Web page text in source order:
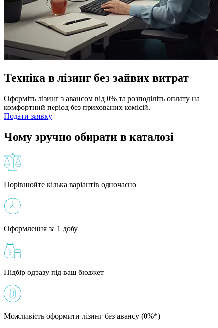
Техніка в лізинг без зайвих витрат
Оформіть лізинг з авансом від 0% та розподіліть оплату на
комфортний період без прихованих комісій.
Подати заявку
Чому зручно обирати в каталозі
Порівнюйте кілька варіантів одночасно
Оформлення за 1 добу
Підбір одразу під ваш бюджет
Можливість оформити лізинг без авансу (0%*)